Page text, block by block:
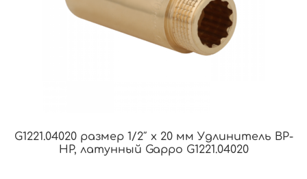
G1221.04020 размер 1/2″ х 20 мм Удлинитель ВР-
НР, латунный Gappo G1221.04020